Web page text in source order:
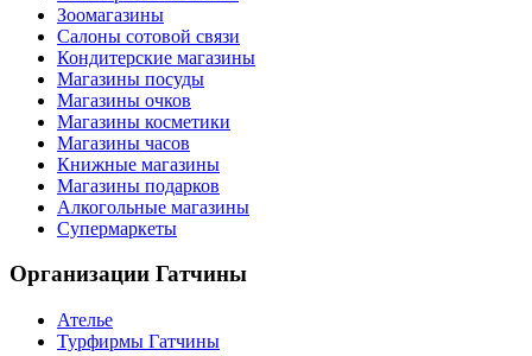
Зоомагазины
Салоны сотовой связи
Кондитерские магазины
Магазины посуды
Магазины очков
Магазины косметики
Магазины часов
Книжные магазины
Магазины подарков
Алкогольные магазины
Супермаркеты
Организации Гатчины
Ателье
Турфирмы Гатчины